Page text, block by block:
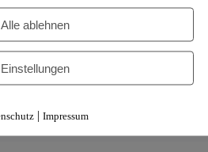
Alle ablehnen
Einstellungen
| Impressum